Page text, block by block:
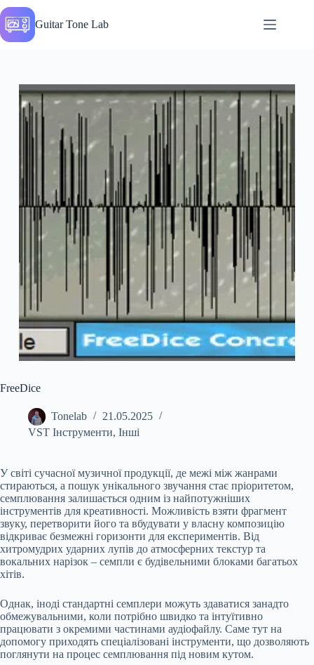
Перейти
до
вмісту
Guitar Tone Lab
FreeDice
Tonelab
21.05.2025
VST Інструменти, Інші
У світі сучасної музичної продукції, де межі між жанрами
стираються, а пошук унікального звучання стає пріоритетом,
семплювання залишається одним із найпотужніших
інструментів для креативності. Можливість взяти фрагмент
звуку, перетворити його та вбудувати у власну композицію
відкриває безмежні горизонти для експериментів. Від
хитромудрих ударних лупів до атмосферних текстур та
вокальних нарізок – семпли є будівельними блоками багатьох
хітів.
Однак, іноді стандартні семплери можуть здаватися занадто
обмежувальними, коли потрібно швидко та інтуїтивно
працювати з окремими частинами аудіофайлу. Саме тут на
допомогу приходять спеціалізовані інструменти, що дозволяють
поглянути на процес семплювання під новим кутом.